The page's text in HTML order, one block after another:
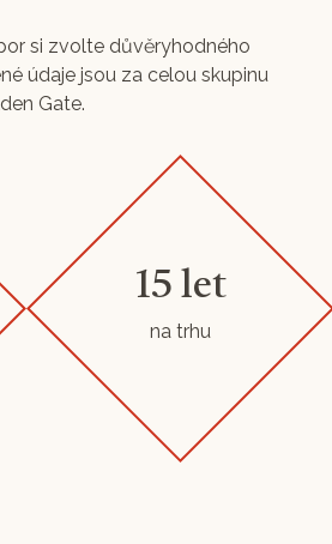
si zvolte důvěryhodného
údaje jsou za celou skupinu
Gate.
15 let
na trhu